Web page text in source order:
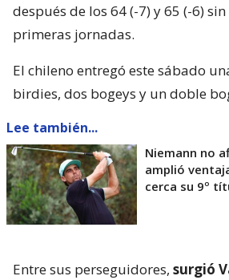
después de los 64 (-7) y 65 (-6)
primeras jornadas.
El chileno entregó este sábado
birdies, dos bogeys y un doble
Lee también...
Niemann no
amplió
cerca su 9º
Entre sus perseguidores, surgió